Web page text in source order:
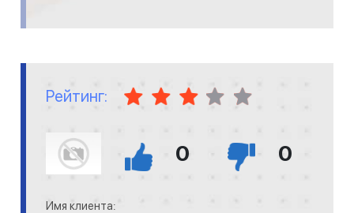
Рейтинг:
0 0
Имя клиента: